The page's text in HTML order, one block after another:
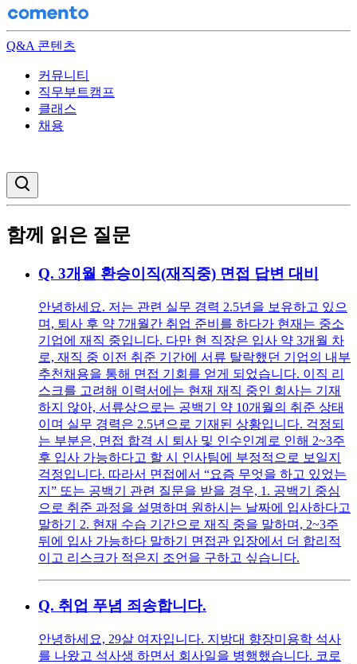
Q&A 콘텐츠
커뮤니티
직무부트캠프
클래스
채용
함께 읽은 질문
Q. 3개월 환승이직(재직중) 면접 답변 대비
안녕하세요. 저는 관련 실무 경력 2.5년을 보유하고 있으
며, 퇴사 후 약 7개월간 취업 준비를 하다가 현재는 중소
기업에 재직 중입니다. 다만 현 직장은 입사 약 3개월 차
로, 재직 중 이전 취준 기간에 서류 탈락했던 기업의 내부
추천채용을 통해 면접 기회를 얻게 되었습니다. 이직 리
스크를 고려해 이력서에는 현재 재직 중인 회사는 기재
하지 않아, 서류상으로는 공백기 약 10개월의 취준 상태
이며 실무 경력은 2.5년으로 기재된 상황입니다. 걱정되
는 부분은, 면접 합격 시 퇴사 및 인수인계로 인해 2~3주
후 입사 가능하다고 할 시 인사팀에 부정적으로 보일지
걱정입니다. 따라서 면접에서 “요즘 무엇을 하고 있었는
지” 또는 공백기 관련 질문을 받을 경우, 1. 공백기 중심
으로 취준 과정을 설명하며 원하시는 날짜에 입사하다고
말하기 2. 현재 수습 기간으로 재직 중을 말하며, 2~3주
뒤에 입사 가능하다 말하기 면접관 입장에서 더 합리적
이고 리스크가 적은지 조언을 구하고 싶습니다.
Q. 취업 푸념 죄송합니다.
안녕하세요, 29살 여자입니다. 지방대 향장미용학 석사
를 나왔고 석사생 하면서 회사일을 병행했습니다. 코로